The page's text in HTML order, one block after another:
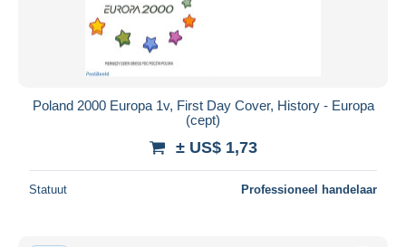
Poland 2000 Europa 1v, First Day Cover, History - Europa
(cept)
± US$ 1,73
Statuut Professioneel handelaar